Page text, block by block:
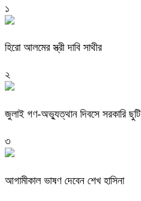
১
হিরো আলমের স্ত্রী দাবি সাথীর
২
জুলাই গণ-অভ্যুত্থান দিবসে সরকারি ছুটি
৩
আগামীকাল ভাষণ দেবেন শেখ হাসিনা